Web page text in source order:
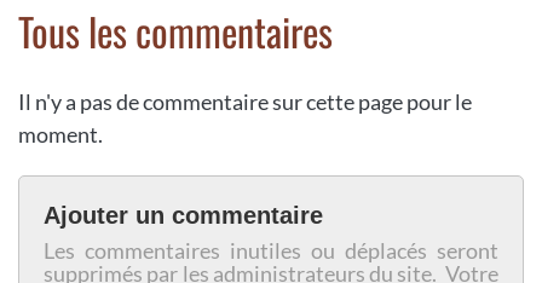
Tous les commentaires
Il n'y a pas de commentaire sur cette page pour le
moment.
Ajouter un commentaire
Les commentaires inutiles ou déplacés seront
supprimés par les administrateurs du site. Votre